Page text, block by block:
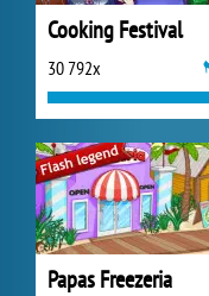
Cooking Festival
30 792x
Papas Freezeria